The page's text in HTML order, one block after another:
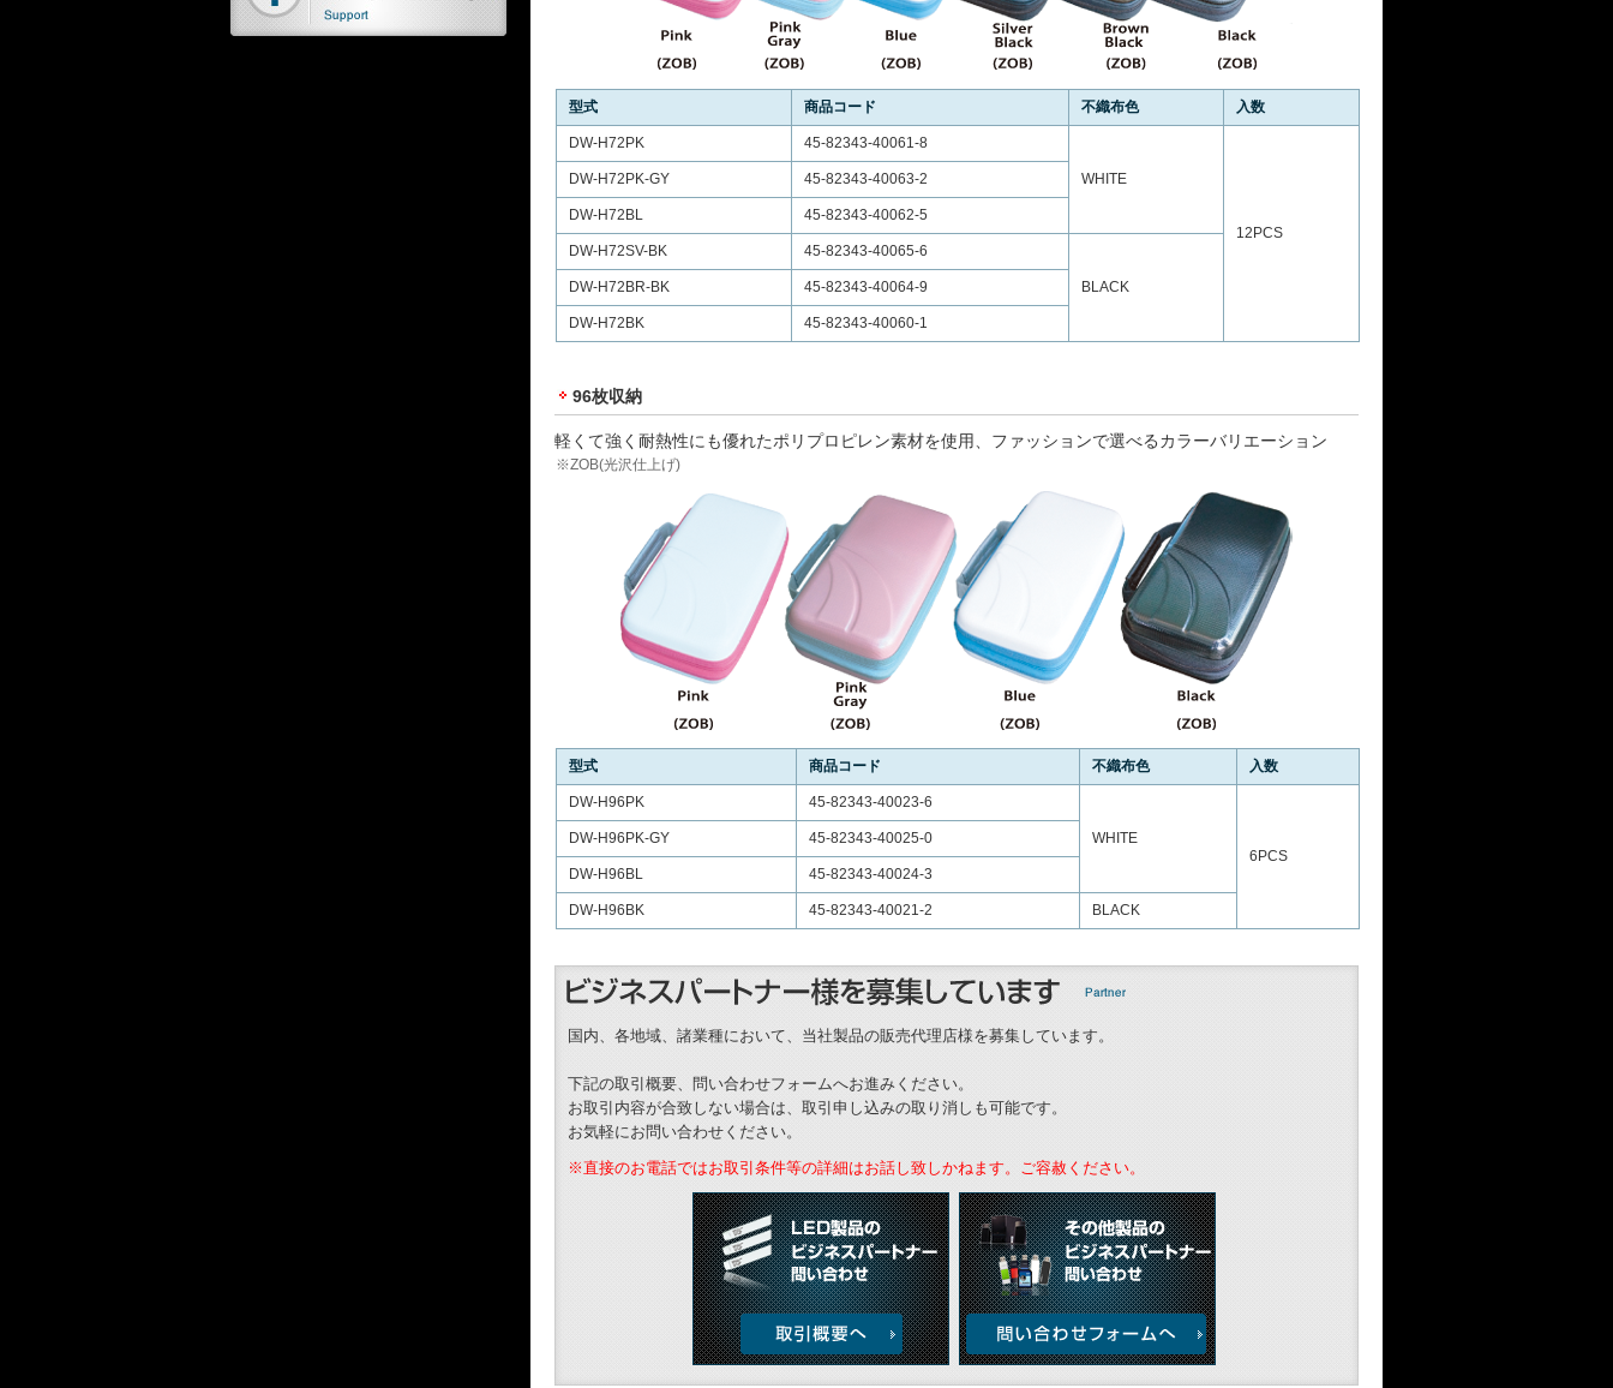
型式 商品コード 不織布色 入数
DW-H72PK 45-82343-40061-8
WHITE
12PCS
DW-H72PK-GY 45-82343-40063-2
DW-H72BL 45-82343-40062-5
DW-H72SV-BK 45-82343-40065-6
BLACK
DW-H72BR-BK 45-82343-40064-9
DW-H72BK 45-82343-40060-1
96枚収納
軽くて強く耐熱性にも優れたポリプロピレン素材を使用、ファッションで選べるカラーバリエーション
※ZOB(光沢仕上げ)
型式 商品コード 不織布色 入数
DW-H96PK 45-82343-40023-6
WHITE
6PCS
DW-H96PK-GY 45-82343-40025-0
DW-H96BL 45-82343-40024-3
DW-H96BK 45-82343-40021-2 BLACK
国内、各地域、諸業種において、当社製品の販売代理店様を募集しています。
下記の取引概要、問い合わせフォームへお進みください。
お取引内容が合致しない場合は、取引申し込みの取り消しも可能です。
お気軽にお問い合わせください。
※直接のお電話ではお取引条件等の詳細はお話し致しかねます。ご容赦ください。